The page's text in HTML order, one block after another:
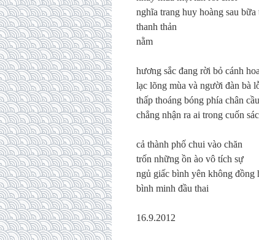
nghĩa trang huy hoàng sau bữa
thanh thản
nằm
hương sắc đang rời bỏ cánh hoa
lạc lõng mùa và người đàn bà
thấp thoáng bóng phía chân
chẳng nhận ra ai trong cuốn
cả thành phố chui vào chăn
trốn những ồn ào vô tích sự
ngủ giấc bình yên không đồng
bình minh đầu thai
16.9.2012